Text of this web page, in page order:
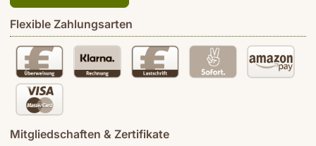
Flexible Zahlungsarten
Mitgliedschaften & Zertifikate